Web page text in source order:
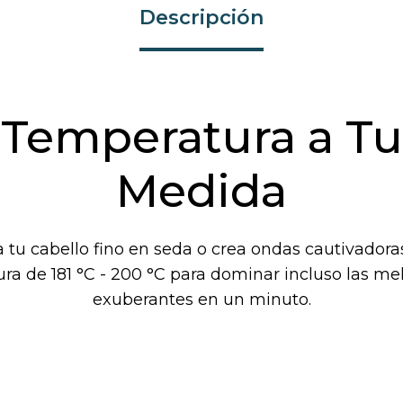
Descripción
Temperatura a Tu
Medida
tu cabello fino en seda o crea ondas
de 181 °C - 200 °C para dominar incluso las
exuberantes en un minuto.